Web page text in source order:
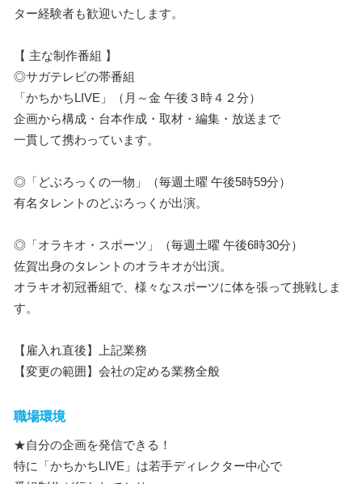
ター経験者も歓迎いたします。
【 主な制作番組 】
◎サガテレビの帯番組
「かちかちLIVE」（月～金 午後３時４２分）
企画から構成・台本作成・取材・編集・放送まで
一貫して携わっています。
◎「どぶろっくの一物」（毎週土曜 午後5時59分）
有名タレントのどぶろっくが出演。
◎「オラキオ・スポーツ」（毎週土曜 午後6時30分）
佐賀出身のタレントのオラキオが出演。
オラキオ初冠番組で、様々なスポーツに体を張って挑戦しま
す。
【雇入れ直後】上記業務
【変更の範囲】会社の定める業務全般
職場環境
★自分の企画を発信できる！
特に「かちかちLIVE」は若手ディレクター中心で